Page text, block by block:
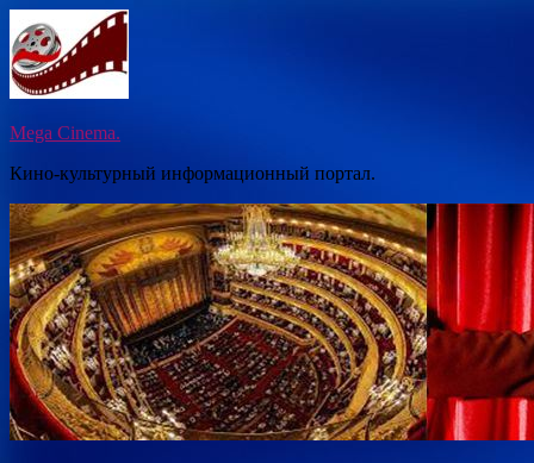
Перейти
к
содержимому
Mega Cinema.
Кино-культурный информационный портал.